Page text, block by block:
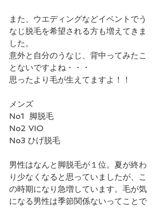
また、ウエディングなどイベントでう
なじ脱毛を希望される方も増えてきま
した。
意外と自分のうなじ、背中ってみたこ
とないですよね・・・
思ったより毛が生えてますよ！！
メンズ
No1  脚脱毛
No2 VIO
No3 ひげ脱毛
男性はなんと脚脱毛が１位。夏が終わ
り少なくなると思っていましたが、こ
の時期になり急増しています。毛が気
になる男性は季節関係ないってことで